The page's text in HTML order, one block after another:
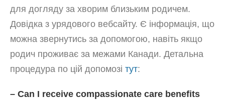
для догляду за хворим близьким родичем.
Довідка з урядового вебсайту. Є інформація, що
можна звернутись за допомогою, навіть якщо
родич проживає за межами Канади. Детальна
процедура по цій допомозі тут:
– Can I receive compassionate care benefits